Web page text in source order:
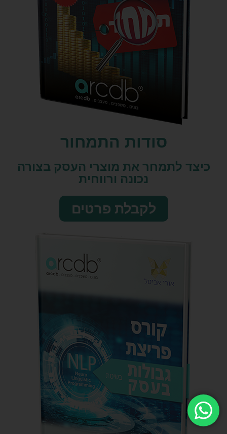
סודות התמחור
כיצד לתמחר את מוצרי העסק בצורה
נכונה ורווחית
לקבלת פרטים